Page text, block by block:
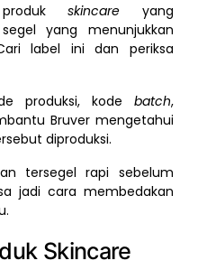
produkskincare yang
yang menunjukkan
label ini dan periksa
produksi, kode batch,
Bruver mengetahui
diproduksi.
tersegel rapi sebelum
jadi cara membedakan
Skincare